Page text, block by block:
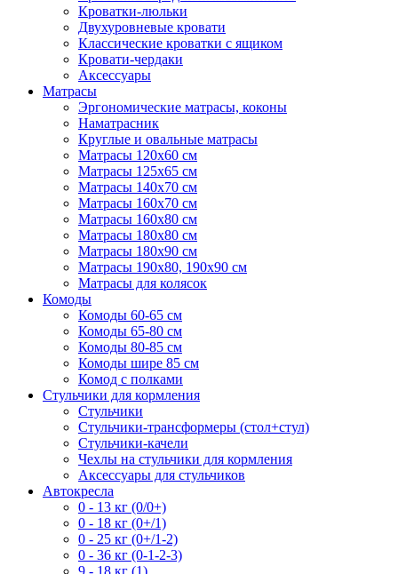
Кроватки-люльки
Двухуровневые кровати
Классические кроватки с ящиком
Кровати-чердаки
Аксессуары
Матрасы
Эргономические матрасы, коконы
Наматрасник
Круглые и овальные матрасы
Матрасы 120х60 см
Матрасы 125х65 см
Матрасы 140х70 см
Матрасы 160х70 см
Матрасы 160х80 см
Матрасы 180х80 см
Матрасы 180х90 см
Матрасы 190х80, 190х90 см
Матрасы для колясок
Комоды
Комоды 60-65 см
Комоды 65-80 см
Комоды 80-85 см
Комоды шире 85 см
Комод с полками
Стульчики для кормления
Стульчики
Стульчики-трансформеры (стол+стул)
Стульчики-качели
Чехлы на стульчики для кормления
Аксессуары для стульчиков
Автокресла
0 - 13 кг (0/0+)
0 - 18 кг (0+/1)
0 - 25 кг (0+/1-2)
0 - 36 кг (0-1-2-3)
9 - 18 кг (1)